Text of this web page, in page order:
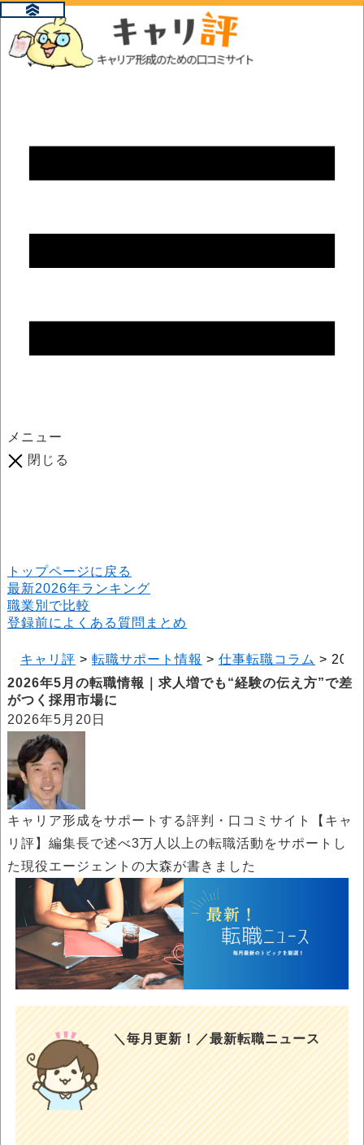
メニュー
閉じる
トップページに戻る
最新2026年ランキング
職業別で比較
登録前によくある質問まとめ
キャリ評 > 転職サポート情報 > 仕事転職コラム >
2026年5月の転職情報｜求人増でも“経験の伝え方”で差
がつく採用市場に
2026年5月20日
キャリア形成をサポートする評判・口コミサイト【キャ
リ評】編集長で述べ3万人以上の転職活動をサポートし
た現役エージェントの大森が書きました
＼毎月更新！／最新転職ニュース